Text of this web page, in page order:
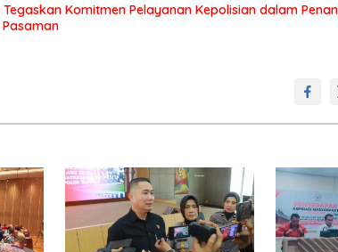
Komitmen Pelayanan Kepolisian dalam